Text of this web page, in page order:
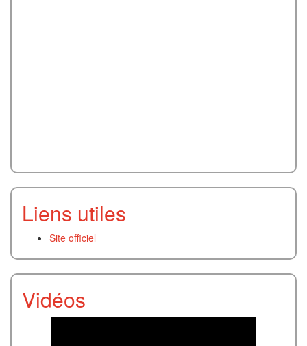
Liens utiles
Site officiel
Vidéos